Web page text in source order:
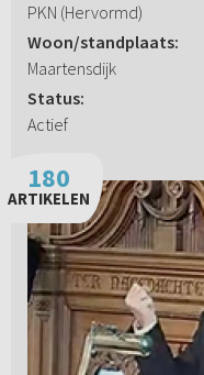
PKN (Hervormd)
Woon/standplaats:
Maartensdijk
Status:
Actief
180
ARTIKELEN